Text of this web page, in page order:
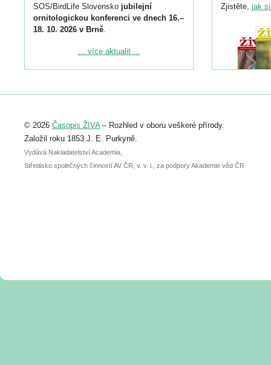
SOS/BirdLife Slovensko jubilejní
ornitologickou konferenci ve dnech 16.–
18. 10. 2026 v Brně.
Podrobnější informace ke konferenci
Registrovat se můžete do 6. září.
abstraktu přihlášené přednášky nebo
posteru je už 30. června.
... více aktualit ...
Zjistěte, jak
© 2026 Časopis ŽIVA– Rozhled v oboru veškeré přírody.
Založil roku 1853 J. E. Purkyně.
Vydává Nakladatelství Academia,
Středisko společných činností AV ČR, v. v. i., za podpory Akademie věd ČR.